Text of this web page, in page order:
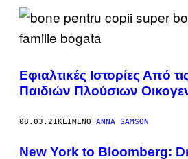
Εφιαλτικές Ιστορίες Από
Παιδιών Πλούσιων
08.03.21ΚΕΊΜΕΝΟ ANNA SAMSON
New York to Bloomberg: